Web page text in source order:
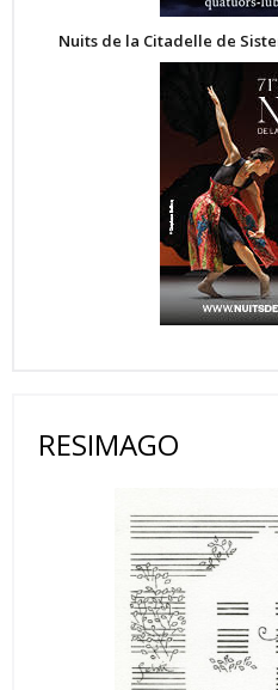
Nuits de la Citadelle de
RESIMAGO